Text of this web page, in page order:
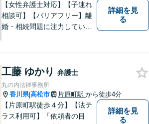
【女性弁護士対応】【子連れ
相談可】【バリアフリー】離
婚・相続問題に注力していま
詳細を見
る
工藤 ゆかり 弁護士
丸の内法律事務所
香川県|高松市 片原町駅 から徒歩4分
【片原町駅徒歩４分】【法テ
ラス利用可】「依頼者の目
詳細を見
る